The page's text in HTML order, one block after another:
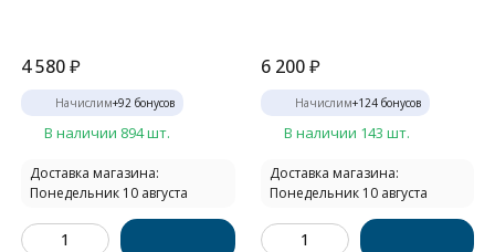
4 580₽
Начислим+92 бонусов
В наличии 894 шт.
Доставка магазина:
Понедельник 10 августа
6 200 ₽
Начислим+124бонусов
В наличии 143 шт.
Доставка магазина:
Понедельник 10 августа